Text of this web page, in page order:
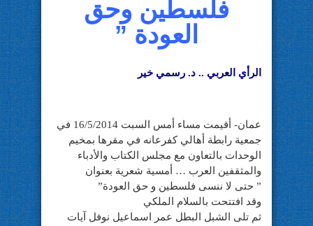
فلسطين وحق
العودة ”
الرأي العربي .. د. رسمي خير
عمان- أقيمت مساء أمس السبت 16/5/2014 في
جمعية رابطة أهالي كفرعانه في مقرها بمخيم
الوحدات بالتعاون مع مجلس الكتاب والأدباء
والمثقفين العرب … أمسية شعرية بعنوان
” حتى لا ننسى فلسطين و حق العودة”
وقد افتتحت بالسلام الملكي
ثم تلى الشبل البطل عمر اسماعيل نوفل آيات